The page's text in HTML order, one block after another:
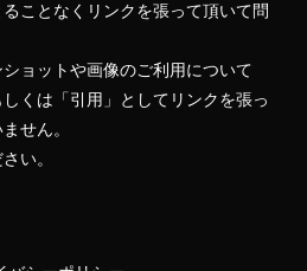
ことなくリンクを張って頂いて問
ョットや画像のご利用について
くは「引用」としてリンクを張っ
せん。
い。